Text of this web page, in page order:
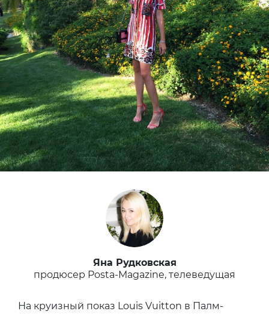
Яна Рудковская
продюсер Posta-Magazine, телеведущая
На круизный показ Louis Vuitton в Палм-